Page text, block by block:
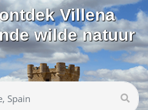
Villena
wilde natuur